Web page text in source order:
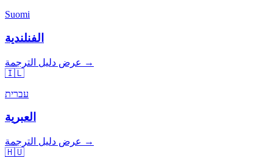
Suomi
الفنلندية
عرض دليل الترجمة →
🇮🇱
עברית
العبرية
عرض دليل الترجمة →
🇭🇺